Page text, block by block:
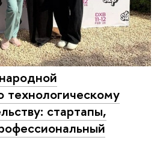
технологическому
стартапы,